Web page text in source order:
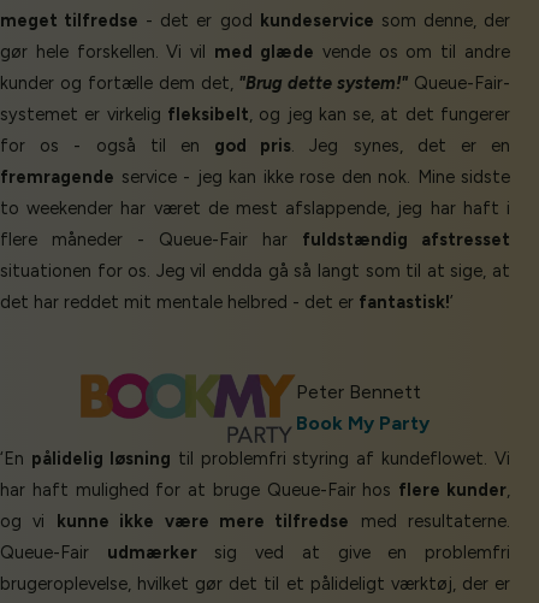
meget tilfredse - det er god kundeservice som denne, der
gør hele forskellen. Vi vil med glæde vende os om til andre
kunder og fortælle dem det, "Brug dette system!" Queue-Fair-
systemet er virkelig fleksibelt, og jeg kan se, at det fungerer
for os - også til en god pris. Jeg synes, det er en
fremragende service - jeg kan ikke rose den nok. Mine sidste
to weekender har været de mest afslappende, jeg har haft i
flere måneder - Queue-Fair har fuldstændig afstresset
situationen for os. Jeg vil endda gå så langt som til at sige, at
det har reddet mit mentale helbred - det er fantastisk!’
Peter Bennett
Book My Party
‘En pålidelig løsning til problemfri styring af kundeflowet. Vi
har haft mulighed for at bruge Queue-Fair hos flere kunder
og vi kunne ikke være mere tilfredse med resultaterne.
Queue-Fair udmærkersig ved at give en problemfri
brugeroplevelse, hvilket gør det til et pålideligt værktøj, der er
Cookies & Privacy
Queue-Fair.com uses cookies to provide content
and improve your experience. You can accept all
cookie usage or use settings to manage
categories individually.